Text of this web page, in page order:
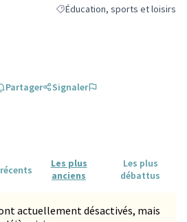
Filtrer les résultats de la
Éducation, sports et loisirs
Partager Signaler
Les plus
anciens
Les plus
débattus
actuellement désactivés, mais